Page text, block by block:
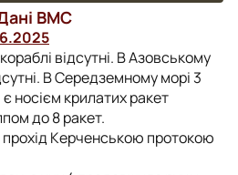
ВМС
відсутні. В Азовському
В Середземному морі 3
є носієм крилатих ракет
до 8 ракет.
Керченською протокою